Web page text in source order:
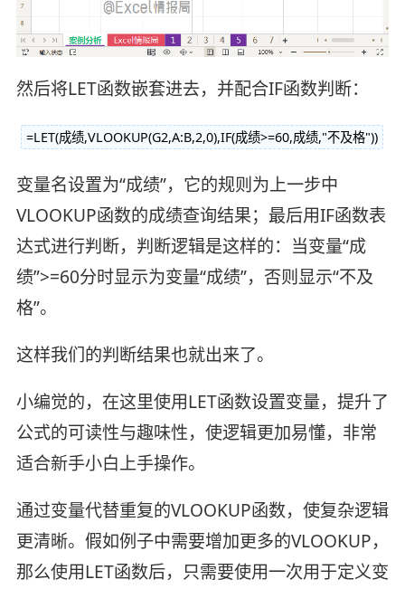
然后将LET函数嵌套进去，并配合IF函数判断：
=LET(成绩,VLOOKUP(G2,A:B,2,0),IF(成绩>=60,成绩,"不及格"))
变量名设置为“成绩”，它的规则为上一步中
VLOOKUP函数的成绩查询结果；最后用IF函数表
达式进行判断，判断逻辑是这样的：当变量“成
绩”>=60分时显示为变量“成绩”，否则显示“不及
格”。
这样我们的判断结果也就出来了。
小编觉的，在这里使用LET函数设置变量，提升了
公式的可读性与趣味性，使逻辑更加易懂，非常
适合新手小白上手操作。
通过变量代替重复的VLOOKUP函数，使复杂逻辑
更清晰。假如例子中需要增加更多的VLOOKUP，
那么使用LET函数后，只需要使用一次用于定义变